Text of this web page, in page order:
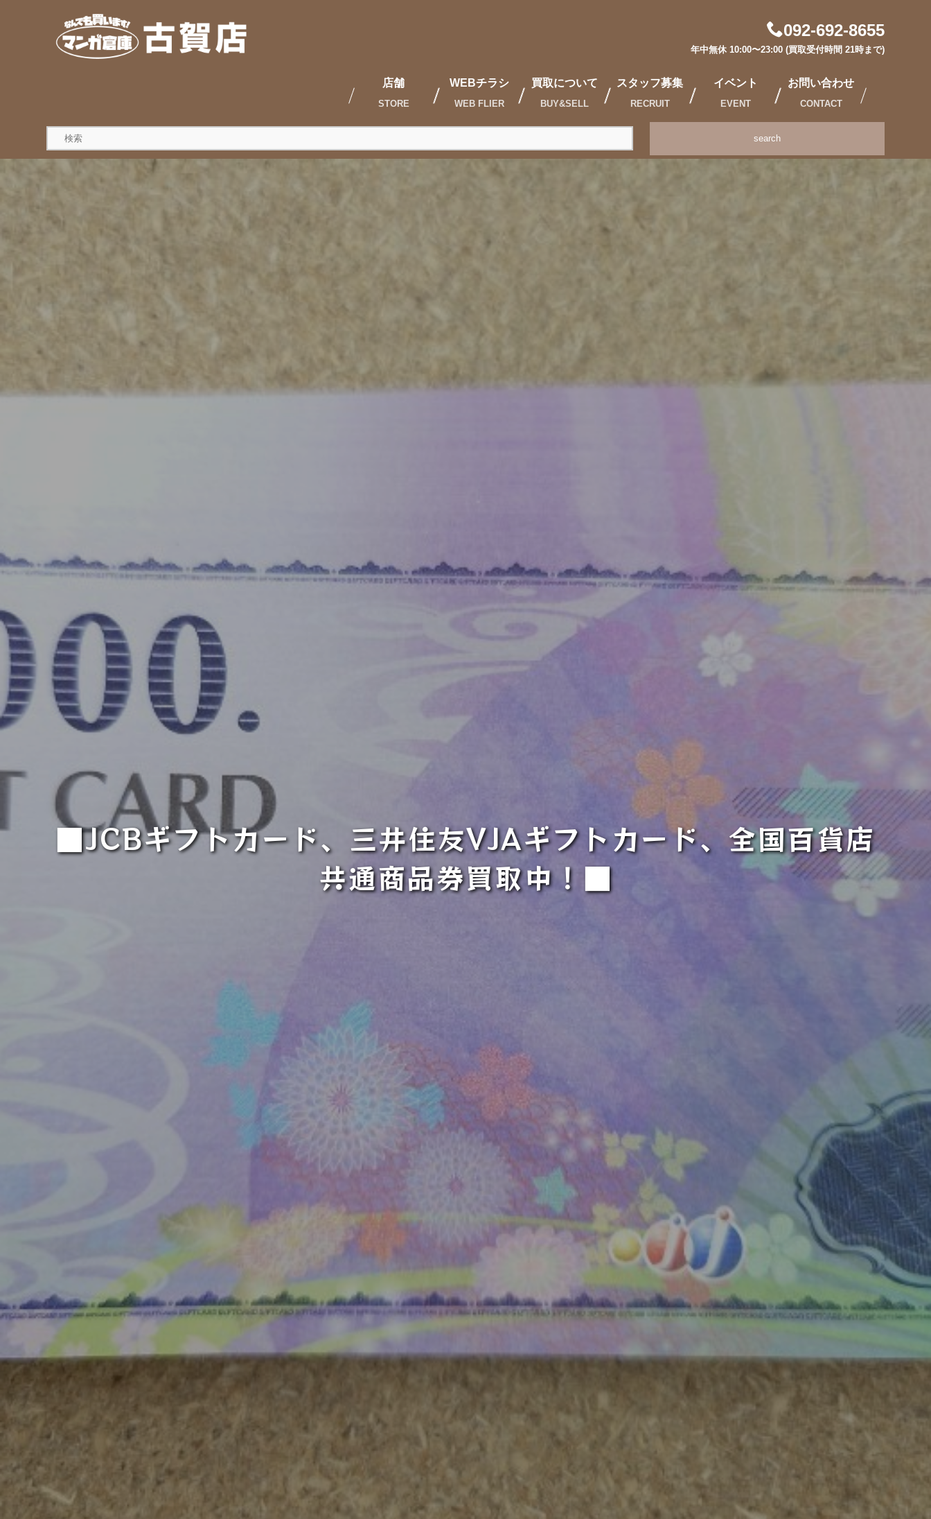
092-692-8655
年中無休 10:00〜23:00 (買取受付時間 21時まで)
店舗
STORE
WEBチラシ
WEB FLIER
買取について
BUY&SELL
スタッフ募集
RECRUIT
イベント
EVENT
お問い合わせ
CONTACT
search
■JCBギフトカード、三井住友VJAギフトカード、全国百貨店
共通商品券買取中！■